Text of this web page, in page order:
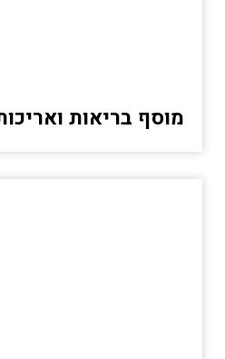
מוסף בריאות ואריכות